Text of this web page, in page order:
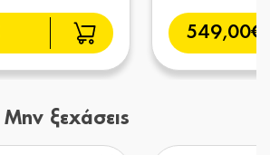
549,00€
Μην ξεχάσεις